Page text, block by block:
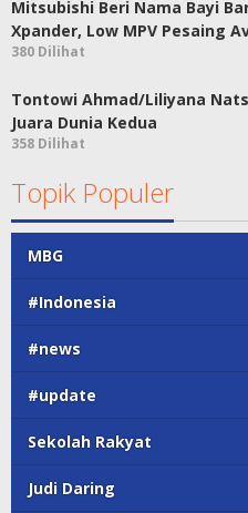
Mitsubishi Beri Nama Bayi
Xpander, Low MPV Pesaing
380 Dilihat
Tontowi Ahmad/Liliyana
Juara Dunia Kedua
358 Dilihat
Topik Populer
MBG
#Indonesia
#news
#update
Sekolah Rakyat
Judi Daring